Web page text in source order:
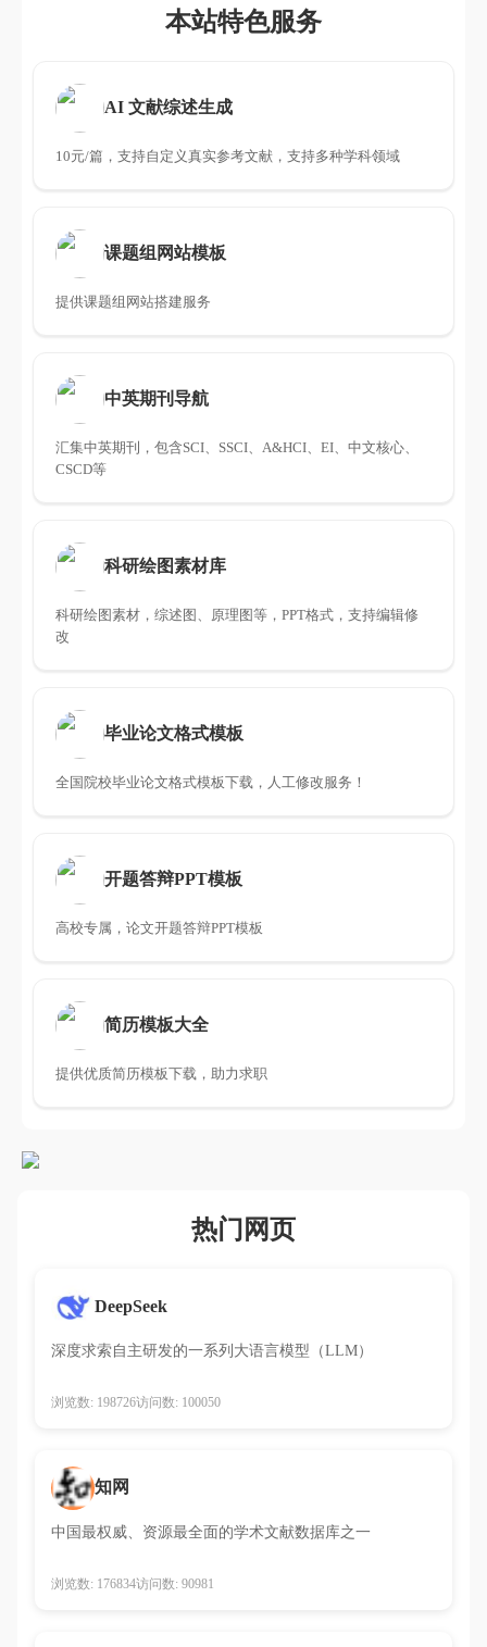
本站特色服务
AI 文献综述生成
10元/篇，支持自定义真实参考文献，支持多种学科领域
课题组网站模板
提供课题组网站搭建服务
中英期刊导航
汇集中英期刊，包含SCI、SSCI、A&HCI、EI、中文核心、
CSCD等
科研绘图素材库
科研绘图素材，综述图、原理图等，PPT格式，支持编辑修
改
毕业论文格式模板
全国院校毕业论文格式模板下载，人工修改服务！
开题答辩PPT模板
高校专属，论文开题答辩PPT模板
简历模板大全
提供优质简历模板下载，助力求职
热门网页
DeepSeek
深度求索自主研发的一系列大语言模型（LLM）
浏览数: 198726访问数: 100050
知网
中国最权威、资源最全面的学术文献数据库之一
浏览数: 176834访问数: 90981